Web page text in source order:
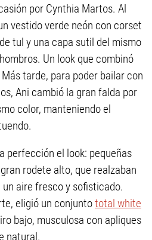
por Cynthia Martos. Al
vestido verde neón con corset
tul y una capa sutil del mismo
Un look que combinó
tarde, para poder bailar con
Ani cambió la gran falda por
color, manteniendo el
perfección el look: pequeñas
rodete alto, que realzaban
aire fresco y sofisticado.
eligió un conjuntototal white
bajo, musculosa con apliques
natural.